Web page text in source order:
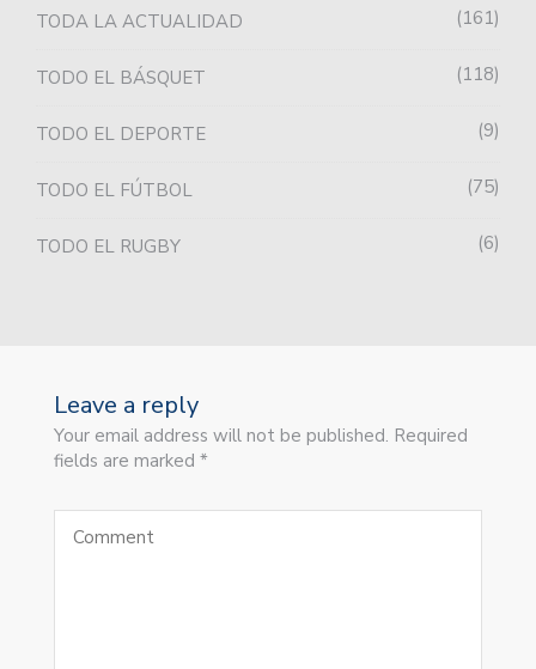
TODA LA ACTUALIDAD 161
TODO EL BÁSQUET 118
TODO EL DEPORTE 9
TODO EL FÚTBOL 75
TODO EL RUGBY 6
Leave a reply
Your email address will not be published. Required
fields are marked *